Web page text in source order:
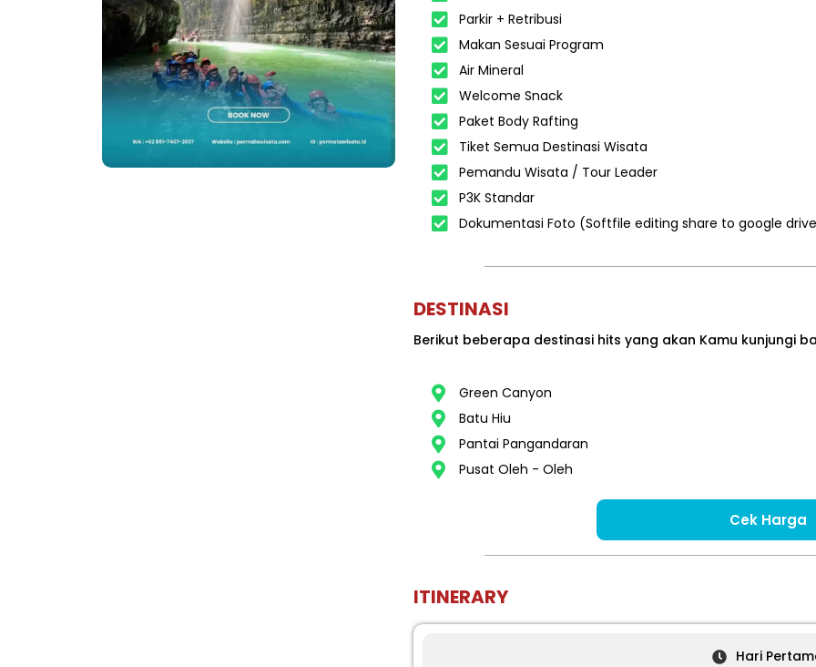
Parkir + Retribusi
Makan Sesuai Program
Air Mineral
Welcome Snack
Paket Body Rafting
Tiket Semua Destinasi Wisata
Pemandu Wisata / Tour Leader
P3K Standar
Dokumentasi Foto (Softfile editing share to google
DESTINASI
Berikut beberapa destinasi hits yang akan Kamu kunjungi
Green Canyon
Batu Hiu
Pantai Pangandaran
Pusat Oleh - Oleh
Cek Harga
ITINERARY
Hari